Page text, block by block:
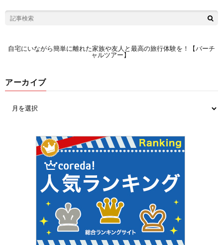
自宅にいながら簡単に離れた家族や友人と最高の旅行体験を！【バーチ
ャルツアー】
アーカイブ